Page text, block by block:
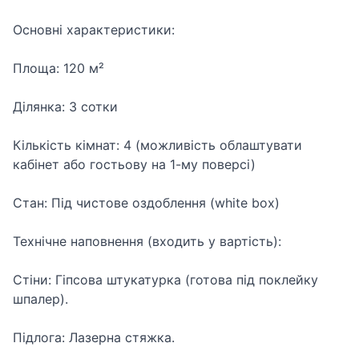
​Основні характеристики:
​Площа: 120 м²
​Ділянка: 3 сотки
​Кількість кімнат: 4 (можливість облаштувати
кабінет або гостьову на 1-му поверсі)
​Стан: Під чистове оздоблення (white box)
​Технічне наповнення (входить у вартість):
​Стіни: Гіпсова штукатурка (готова під поклейку
шпалер).
​Підлога: Лазерна стяжка.